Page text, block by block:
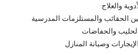
والعلاج
الحقائب والمستلزمات المدرسية
والحفاضات
وصيانة المنازل